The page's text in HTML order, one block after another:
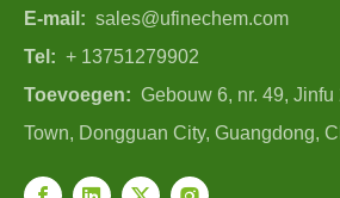
E-mail: sales@ufinechem.com
Tel: + 13751279902
Toevoegen: Gebouw 6, nr. 49,
Town, Dongguan City, Guangdong,